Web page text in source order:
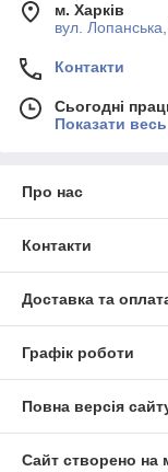
м. Харків
вул.
Контакти
Сьогодні
Показати
Про нас
Контакти
Доставка та
Графік роботи
Повна версія
Сайт створено на